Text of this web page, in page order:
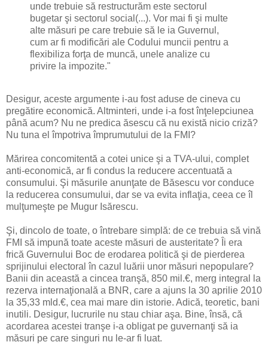
unde trebuie să restructurăm este sectorul
bugetar şi sectorul social(...). Vor mai fi şi multe
alte măsuri pe care trebuie să le ia Guvernul,
cum ar fi modificări ale Codului muncii pentru a
flexibiliza forţa de muncă, unele analize cu
privire la impozite."
Desigur, aceste argumente i-au fost aduse de cineva cu
pregătire economică. Altminteri, unde i-a fost înţelepciunea
până acum? Nu ne predica ăsescu că nu există nicio criză?
Nu tuna el împotriva împrumutului de la FMI?
Mărirea concomitentă a cotei unice şi a TVA-ului, complet
anti-economică, ar fi condus la reducere accentuată a
consumului. Şi măsurile anunţate de Băsescu vor conduce
la reducerea consumului, dar se va evita inflaţia, ceea ce îl
mulţumeşte pe Mugur Isărescu.
Şi, dincolo de toate, o întrebare simplă: de ce trebuia să vină
FMI să impună toate aceste măsuri de austeritate? Îi era
frică Guvernului Boc de erodarea politică şi de pierderea
sprijinului electoral în cazul luării unor măsuri nepopulare?
Banii din această a cincea tranşă, 850 mil.€, merg integral la
rezerva internaţională a BNR, care a ajuns la 30 aprilie 2010
la 35,33 mld.€, cea mai mare din istorie. Adică, teoretic, bani
inutili. Desigur, lucrurile nu stau chiar aşa. Bine, însă, că
acordarea acestei tranşe i-a obligat pe guvernanţi să ia
măsuri pe care singuri nu le-ar fi luat.